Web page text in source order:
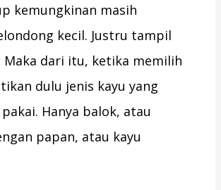
kemungkinan masih
kecil. Justru tampil
Maka dari itu, ketika memilih
dulu jenis kayu yang
Hanya balok, atau
papan, atau kayu